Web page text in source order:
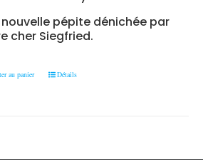
nouvelle pépite dénichée par
cher Siegfried.
au panier Détails